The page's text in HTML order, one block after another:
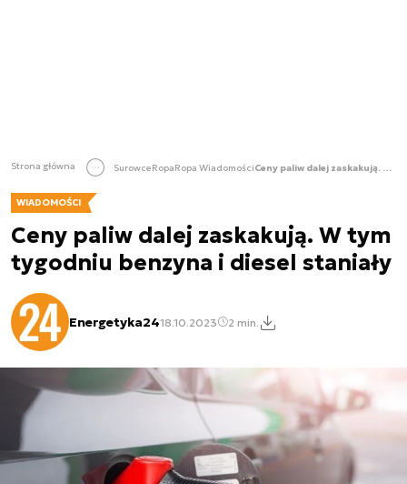
Strona główna SurowceRopaRopa Wiadomości Ceny paliw dalej zaskakują. W tym tygodniu benzyna i diesel staniały
WIADOMOŚCI
Ceny paliw dalej zaskakują. W tym
tygodniu benzyna i diesel staniały
Energetyka2418.10.2023 2 min.